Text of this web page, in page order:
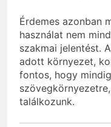
Érdemes azonban
használat nem
szakmai jelentést.
adott környezet,
fontos, hogy
találkozunk.